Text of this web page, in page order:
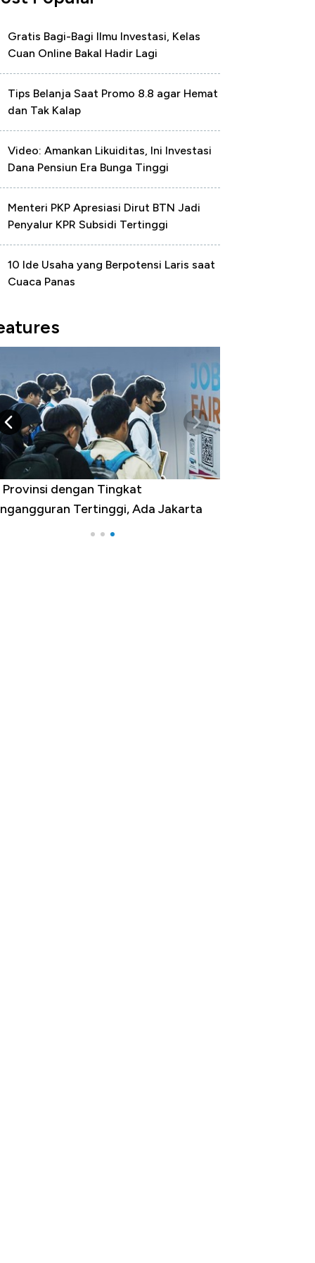
Gratis Bagi-Bagi Ilmu Investasi, Kelas
Cuan Online Bakal Hadir Lagi
Tips Belanja Saat Promo 8.8 agar Hemat
dan Tak Kalap
Video: Amankan Likuiditas, Ini Investasi
Dana Pensiun Era Bunga Tinggi
Menteri PKP Apresiasi Dirut BTN Jadi
Penyalur KPR Subsidi Tertinggi
10 Ide Usaha yang Berpotensi Laris saat
Cuaca Panas
Provinsi dengan Tingkat
Tertinggi, Ada Jakarta